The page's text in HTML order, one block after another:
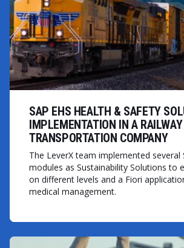
SAP EHS HEALTH & SAFETY
IMPLEMENTATION IN A RAILWAY
TRANSPORTATION COMPANY
The LeverX team implemented several
modules as Sustainability Solutions to
on different levels and a Fiori
medical management.